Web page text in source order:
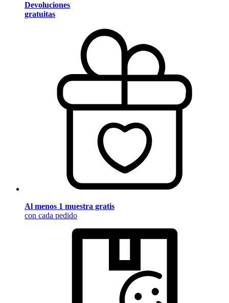
Devoluciones
gratuitas
Al menos 1 muestra gratis
con cada pedido